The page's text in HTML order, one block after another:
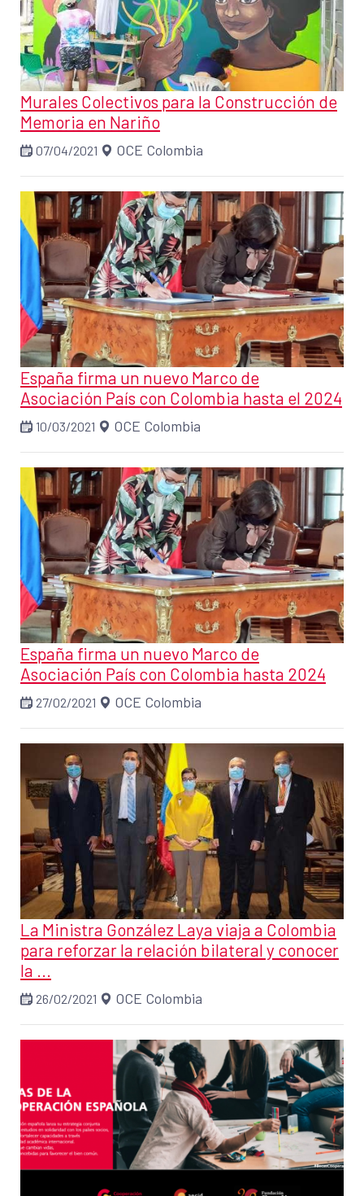
Murales Colectivos para la Construcción de
Memoria en Nariño
07/04/2021 OCE Colombia
España firma un nuevo Marco de
Asociación País con Colombia hasta el 2024
10/03/2021 OCE Colombia
España firma un nuevo Marco de
Asociación País con Colombia hasta 2024
27/02/2021 OCE Colombia
La Ministra González Laya viaja a Colombia
para reforzar la relación bilateral y conocer
la ...
26/02/2021 OCE Colombia